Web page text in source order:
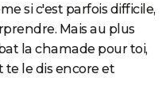
si c'est parfois difficile,
Mais au plus
la chamade pour toi,
te le dis encore et